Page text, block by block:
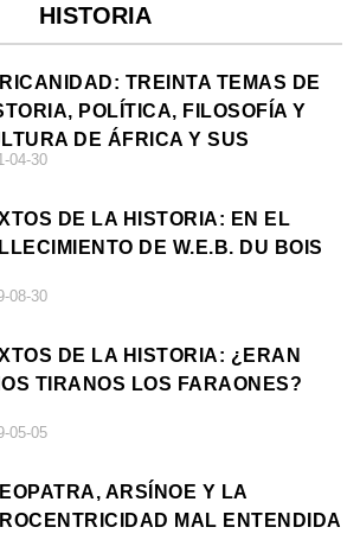
HISTORIA
TREINTA TEMAS DE
POLÍTICA, FILOSOFÍA Y
DE ÁFRICA Y SUS
04-30
DE LA HISTORIA: EN EL
DE W.E.B. DU BOIS
08-30
DE LA HISTORIA: ¿ERAN
TIRANOS LOS FARAONES?
05-05
ARSÍNOE Y LA
MAL ENTENDIDA